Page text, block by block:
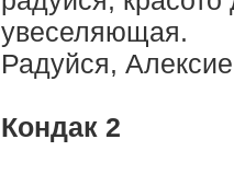
увеселяющая.
Радуйся,
Кондак 2